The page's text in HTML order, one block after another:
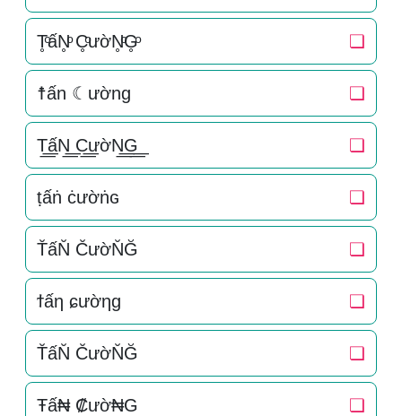
T̥ͦấN̥ͦ C̥ͦườN̥ͦG̥ͦ ❏
☨ấn ☾ường ❏
T͟͟ấN͟͟ C͟͟ườN͟͟G͟͟ ❏
ṭấṅ ċườṅɢ ❏
T̆ấN̆ C̆ườN̆Ğ ❏
ϯấη ɕườηɡ ❏
T̆ấN̆ C̆ườN̆Ğ ❏
Ŧấ₦ ₡ườ₦G ❏